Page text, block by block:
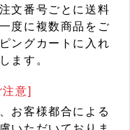
文番号ごとに送料
度に複数商品をご
ングカートに入れ
ます。
意]
お客様都合による